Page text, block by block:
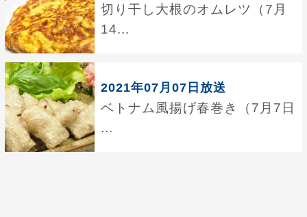
切り干し大根のオムレツ（7月
14...
2021年07月07日放送
ベトナム風揚げ春巻き（7月7日
...